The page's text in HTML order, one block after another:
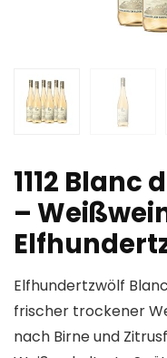
1112 Blanc
–
Elfhundertzwölf
frischer trockener
nach Birne und